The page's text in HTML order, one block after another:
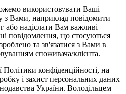
використовувати Ваші
з Вами, наприклад повідомити
або надіслати Вам важливі
повідомлення, що стосуються
та зв'язатися з Вами в
споживача/клієнта.
Політики конфіденційності, на
і захист персональних даних
України. Володільцем